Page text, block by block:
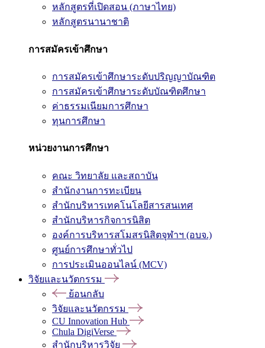
หลักสูตรที่เปิดสอน (ภาษาไทย)
หลักสูตรนานาชาติ
การสมัครเข้าศึกษา
การสมัครเข้าศึกษาระดับปริญญาบัณฑิต
การสมัครเข้าศึกษาระดับบัณฑิตศึกษา
ค่าธรรมเนียมการศึกษา
ทุนการศึกษา
หน่วยงานการศึกษา
คณะ วิทยาลัย และสถาบัน
สำนักงานการทะเบียน
สำนักบริหารเทคโนโลยีสารสนเทศ
สำนักบริหารกิจการนิสิต
องค์การบริหารสโมสรนิสิตจุฬาฯ (อบจ.)
ศูนย์การศึกษาทั่วไป
การประเมินออนไลน์ (MCV)
วิจัยและนวัตกรรม
ย้อนกลับ
วิจัยและนวัตกรรม
CU Innovation Hub
Chula DigiVerse
สำนักบริหารวิจัย